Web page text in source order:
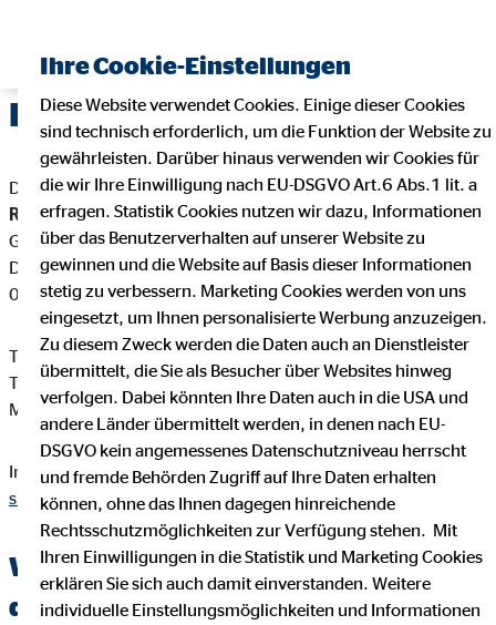
Impressum
Dieser Internetauftritt ist ein Angebot von:
Rainer Sieß
Generalagent für die OVB Vermögensberatung AG
Dorfstr. 12
07646 Rattelsdorf
Telefon: +49 36426 22418
Telefax: +49 36426 50744
Mail:rainersiess@ovb.de
Internet:https://www.ovb.de/finanzberater/rattelsdorf-rainer-
siess.html
Wichtige Kundeninformationen über
den OVB Berater Rainer Sieß in
Ihre Cookie-Einstellungen
Diese Website verwendet Cookies. Einige dieser Cookies
sind technisch erforderlich, um die Funktion der Website zu
gewährleisten. Darüber hinaus verwenden wir Cookies für
die wir Ihre Einwilligung nach EU-DSGVO Art.6 Abs.1 lit. a
erfragen. Statistik Cookies nutzen wir dazu, Informationen
über das Benutzerverhalten auf unserer Website zu
gewinnen und die Website auf Basis dieser Informationen
stetig zu verbessern. Marketing Cookies werden von uns
eingesetzt, um Ihnen personalisierte Werbung anzuzeigen.
Zu diesem Zweck werden die Daten auch an Dienstleister
übermittelt, die Sie als Besucher über Websites hinweg
verfolgen. Dabei könnten Ihre Daten auch in die USA und
andere Länder übermittelt werden, in denen nach EU-
DSGVO kein angemessenes Datenschutzniveau herrscht
und fremde Behörden Zugriff auf Ihre Daten erhalten
können, ohne das Ihnen dagegen hinreichende
Rechtsschutzmöglichkeiten zur Verfügung stehen. Mit
Ihren Einwilligungen in die Statistik und Marketing Cookies
erklären Sie sich auch damit einverstanden. Weitere
individuelle Einstellungsmöglichkeiten und Informationen